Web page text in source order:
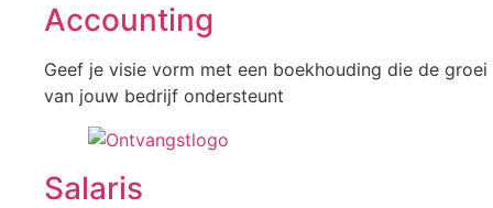
Accounting
Geef je visie vorm met een boekhouding die de groei
van jouw bedrijf ondersteunt
Salaris